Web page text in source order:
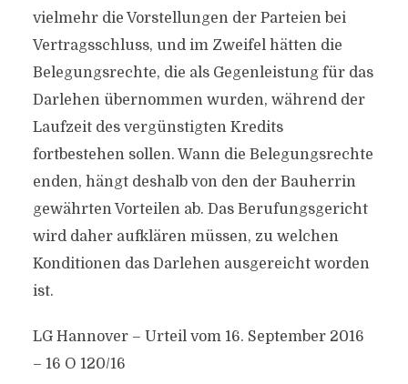
vielmehr die Vorstellungen der Parteien bei
Vertragsschluss, und im Zweifel hätten die
Belegungsrechte, die als Gegenleistung für das
Darlehen übernommen wurden, während der
Laufzeit des vergünstigten Kredits
fortbestehen sollen. Wann die Belegungsrechte
enden, hängt deshalb von den der Bauherrin
gewährten Vorteilen ab. Das Berufungsgericht
wird daher aufklären müssen, zu welchen
Konditionen das Darlehen ausgereicht worden
ist.
LG Hannover – Urteil vom 16. September 2016
– 16 O 120/16